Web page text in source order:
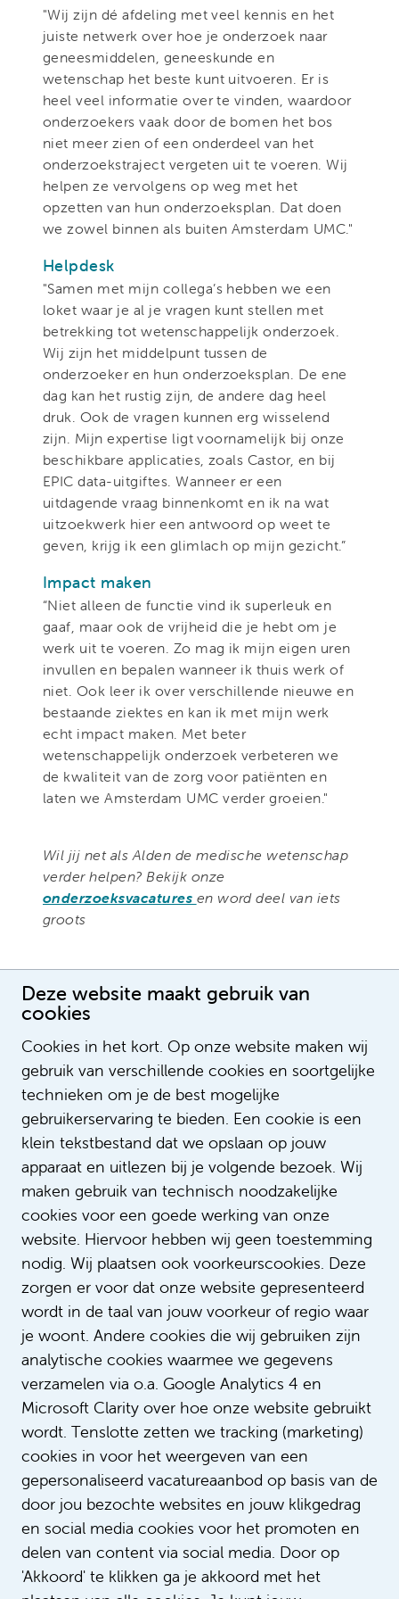
Deze website maakt gebruik van
cookies
Cookies in het kort. Op onze website maken wij
gebruik van verschillende cookies en soortgelijke
technieken om je de best mogelijke
gebruikerservaring te bieden. Een cookie is een
klein tekstbestand dat we opslaan op jouw
apparaat en uitlezen bij je volgende bezoek. Wij
maken gebruik van technisch noodzakelijke
cookies voor een goede werking van onze
website. Hiervoor hebben wij geen toestemming
nodig. Wij plaatsen ook voorkeurscookies. Deze
zorgen er voor dat onze website gepresenteerd
wordt in de taal van jouw voorkeur of regio waar
je woont. Andere cookies die wij gebruiken zijn
analytische cookies waarmee we gegevens
verzamelen via o.a. Google Analytics 4 en
Microsoft Clarity over hoe onze website gebruikt
wordt. Tenslotte zetten we tracking (marketing)
cookies in voor het weergeven van een
gepersonaliseerd vacatureaanbod op basis van de
door jou bezochte websites en jouw klikgedrag
en social media cookies voor het promoten en
delen van content via social media. Door op
'Akkoord' te klikken ga je akkoord met het
"Wij zijn dé afdeling met veel kennis en het
juiste netwerk over hoe je onderzoek naar
geneesmiddelen, geneeskunde en
wetenschap het beste kunt uitvoeren. Er is
heel veel informatie over te vinden, waardoor
onderzoekers vaak door de bomen het bos
niet meer zien of een onderdeel van het
onderzoekstraject vergeten uit te voeren. Wij
helpen ze vervolgens op weg met het
opzetten van hun onderzoeksplan. Dat doen
we zowel binnen als buiten Amsterdam UMC."
Helpdesk
"Samen met mijn collega’s hebben we een
loket waar je al je vragen kunt stellen met
betrekking tot wetenschappelijk onderzoek.
Wij zijn het middelpunt tussen de
onderzoeker en hun onderzoeksplan. De ene
dag kan het rustig zijn, de andere dag heel
druk. Ook de vragen kunnen erg wisselend
zijn. Mijn expertise ligt voornamelijk bij onze
beschikbare applicaties, zoals Castor, en bij
EPIC data-uitgiftes. Wanneer er een
uitdagende vraag binnenkomt en ik na wat
uitzoekwerk hier een antwoord op weet te
geven, krijg ik een glimlach op mijn gezicht.”
Impact maken
“Niet alleen de functie vind ik superleuk en
gaaf, maar ook de vrijheid die je hebt om je
werk uit te voeren. Zo mag ik mijn eigen uren
invullen en bepalen wanneer ik thuis werk of
niet. Ook leer ik over verschillende nieuwe en
bestaande ziektes en kan ik met mijn werk
echt impact maken. Met beter
wetenschappelijk onderzoek verbeteren we
de kwaliteit van de zorg voor patiënten en
laten we Amsterdam UMC verder groeien."
Wil jij net als Alden de medische wetenschap
verder helpen? Bekijk onze
onderzoeksvacatures en word deel van iets
groots
Lees meer verhalen
Zonder Danny geen
zorgvernieuwing